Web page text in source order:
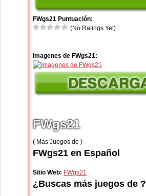
FWgs21 Puntuación:
(No Ratings Yet)
Imagenes de FWgs21:
FWgs21
( Más Juegos de )
FWgs21 en Español
Sitio Web: FWgs21
¿Buscas más juegos de ?